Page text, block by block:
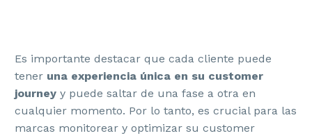
Es importante destacar que cada cliente puede
tener una experiencia única en su customer
journey y puede saltar de una fase a otra en
cualquier momento. Por lo tanto, es crucial para las
marcas monitorear y optimizar su customer